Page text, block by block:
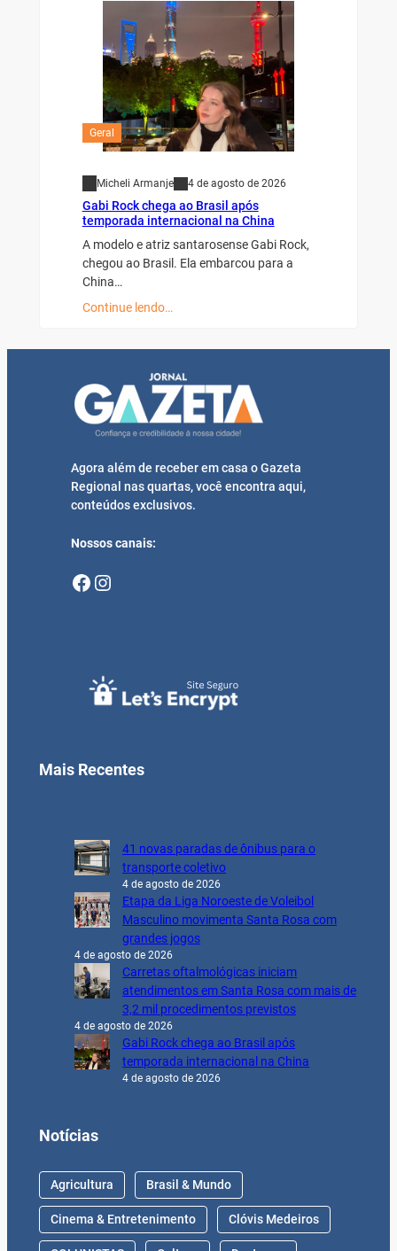
Geral
Micheli Armanje 4 de agosto de 2026
Gabi Rock chega ao Brasil após
temporada internacional na China
A modelo e atriz santarosense Gabi Rock,
chegou ao Brasil. Ela embarcou para a
China…
Continue lendo…
Agora além de receber em casa o Gazeta
Regional nas quartas, você encontra aqui,
conteúdos exclusivos.
Nossos canais:
Facebook Instagram
Mais Recentes
41 novas paradas de ônibus para o
transporte coletivo
4 de agosto de 2026
Etapa da Liga Noroeste de Voleibol
Masculino movimenta Santa Rosa com
grandes jogos
4 de agosto de 2026
Carretas oftalmológicas iniciam
atendimentos em Santa Rosa com mais de
3,2 mil procedimentos previstos
4 de agosto de 2026
Gabi Rock chega ao Brasil após
temporada internacional na China
4 de agosto de 2026
Notícias
Agricultura Brasil & Mundo
Cinema & Entretenimento Clóvis Medeiros